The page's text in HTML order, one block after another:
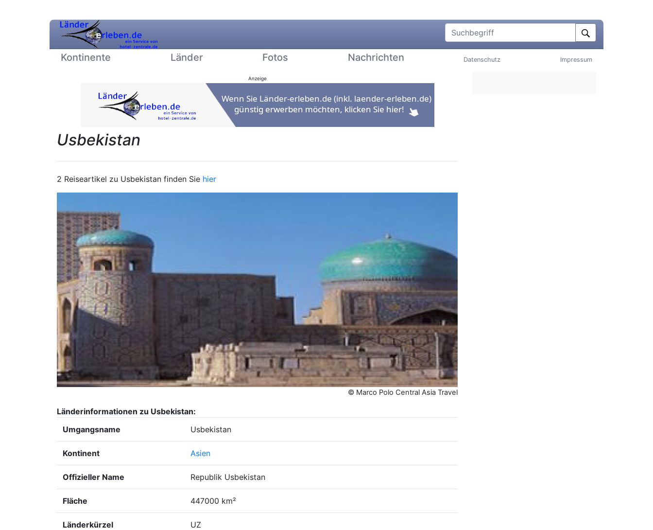
Suchbegriff
Kontinente Länder Fotos Nachrichten Datenschutz Impressum
Anzeige
Usbekistan
2 Reiseartikel zu Usbekistan finden Sie hier
© Marco Polo Central Asia Travel
Länderinformationen zu Usbekistan:
Umgangsname
Usbekistan
Kontinent Asien
Offizieller Name Republik Usbekistan
Fläche 447000 km²
Länderkürzel UZ